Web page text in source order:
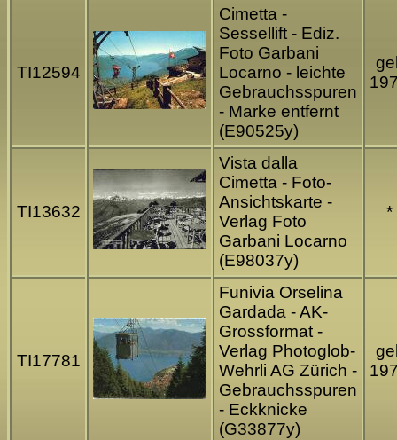
TI12594
Cimetta -
Sessellift - Ediz.
Foto Garbani
Locarno - leichte
Gebrauchsspuren
- Marke entfernt
(E90525y)
TI13632
Vista dalla
Cimetta - Foto-
Ansichtskarte -
Verlag Foto
Garbani Locarno
(E98037y)
*
TI17781
Funivia Orselina
Gardada - AK-
Grossformat -
Verlag Photoglob-
Wehrli AG Zürich -
Gebrauchsspuren
- Eckknicke
(G33877y)